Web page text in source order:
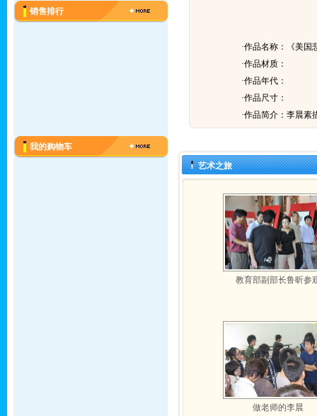
销售排行
我的购物车
·作品名称：《美国
·作品材质：
·作品年代：
·作品尺寸：
·作品简介： 李晨素
艺术之旅
教育部副部长鲁昕参
做老师的李晨